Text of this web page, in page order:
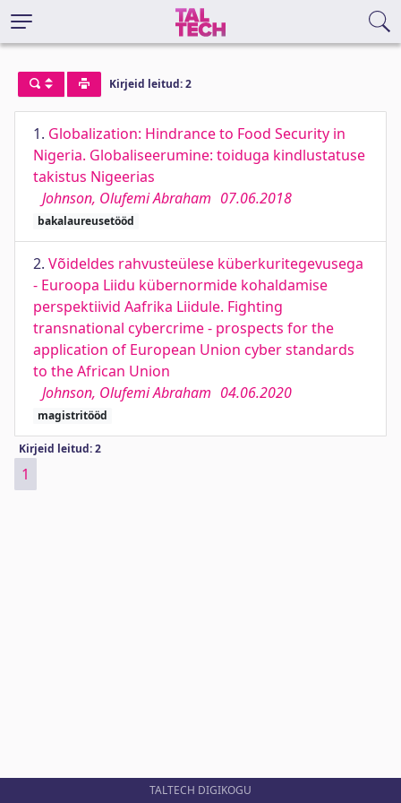
Kirjeid leitud: 2
1. Globalization: Hindrance to Food Security in
Nigeria. Globaliseerumine: toiduga kindlustatuse
takistus Nigeerias
Johnson, Olufemi Abraham 07.06.2018
bakalaureusetööd
2. Võideldes rahvusteülese küberkuritegevusega
- Euroopa Liidu kübernormide kohaldamise
perspektiivid Aafrika Liidule. Fighting
transnational cybercrime - prospects for the
application of European Union cyber standards
to the African Union
Johnson, Olufemi Abraham 04.06.2020
magistritööd
Kirjeid leitud: 2
1
TALTECH DIGIKOGU